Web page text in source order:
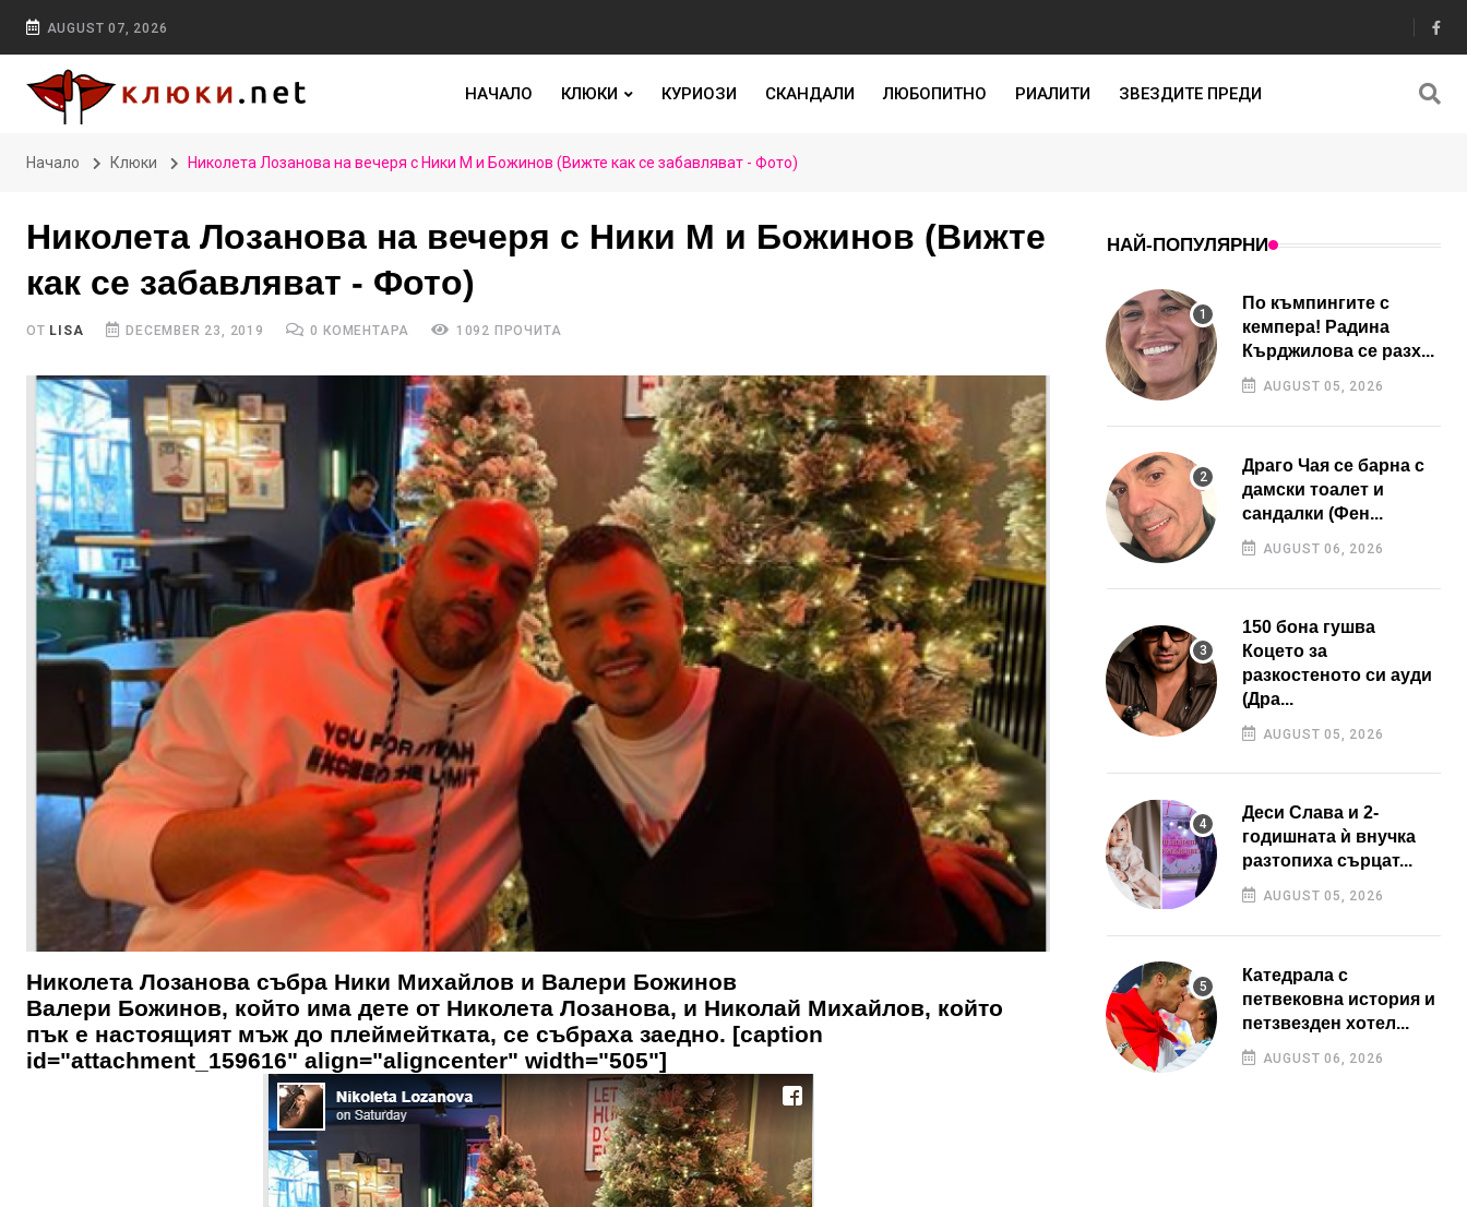
AUGUST 07, 2026
НАЧАЛО КЛЮКИ КУРИОЗИ СКАНДАЛИ ЛЮБОПИТНО РИАЛИТИ ЗВЕЗДИТЕ ПРЕДИ
Начало Клюки Николета Лозанова на вечеря с Ники М и Божинов (Вижте как се забавляват - Фото)
Николета Лозанова на вечеря с Ники М и Божинов (Вижте
как се забавляват - Фото)
ОТ LISA DECEMBER 23, 2019 0 КОМЕНТАРА 1092 ПРОЧИТА
Николета Лозанова събра Ники Михайлов и Валери Божинов
Валери Божинов, който има дете от Николета Лозанова, и Николай Михайлов, който
пък е настоящият мъж до плеймейтката, се събраха заедно. [caption
id="attachment_159616" align="aligncenter" width="505"]
НАЙ-ПОПУЛЯРНИ
По къмпингите с
кемпера! Радина
Кърджилова се разх...
AUGUST 05, 2026
Драго Чая се барна с
дамски тоалет и
сандалки (Фен...
AUGUST 06, 2026
150 бона гушва
Коцето за
разкостеното си ауди
(Дра...
AUGUST 05, 2026
Деси Слава и 2-
годишната ѝ внучка
разтопиха сърцат...
AUGUST 05, 2026
Катедрала с
петвековна история и
петзвезден хотел...
AUGUST 06, 2026